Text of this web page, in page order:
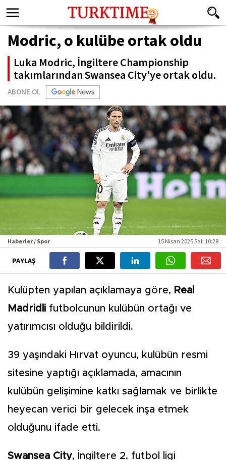
Modric, o kulübe ortak oldu
Luka Modric, İngiltere Championship
takımlarından Swansea City'ye ortak oldu.
ABONE OL
Haberler / Spor 15 Nisan 2025 Salı 10:28
PAYLAŞ
Kulüpten yapılan açıklamaya göre, Real
Madridli futbolcunun kulübün ortağı ve
yatırımcısı olduğu bildirildi.
39 yaşındaki Hırvat oyuncu, kulübün resmi
sitesine yaptığı açıklamada, amacının
kulübün gelişimine katkı sağlamak ve birlikte
heyecan verici bir gelecek inşa etmek
olduğunu ifade etti.
Swansea City, İngiltere 2. futbol ligi